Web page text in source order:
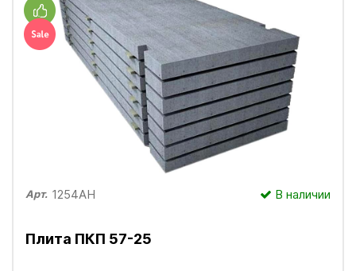
Арт. 1254АН В наличии
Плита ПКП 57-25